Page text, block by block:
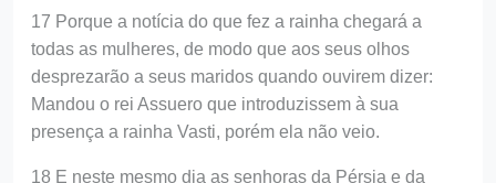
17 Porque a notícia do que fez a rainha chegará a
todas as mulheres, de modo que aos seus olhos
desprezarão a seus maridos quando ouvirem dizer:
Mandou o rei Assuero que introduzissem à sua
presença a rainha Vasti, porém ela não veio.
18 E neste mesmo dia as senhoras da Pérsia e da